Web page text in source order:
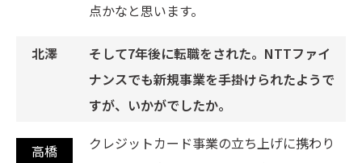
点かなと思います。
そして7年後に転職をされた。NTTファイ
ナンスでも新規事業を手掛けられたようで
すが、いかがでしたか。
クレジットカード事業の立ち上げに携わり